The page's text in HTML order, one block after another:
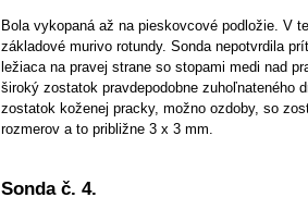
Bola vykopaná až na pieskovcové podložie. V
základové murivo rotundy. Sonda nepotvrdila
ležiaca na pravej strane so stopami medi nad
široký zostatok pravdepodobne zuhoľnateného
zostatok koženej pracky, možno ozdoby, so
rozmerov a to približne 3 x 3 mm.
Sonda č. 4.